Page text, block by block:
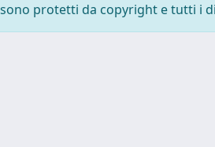
protetti da copyright e tutti i